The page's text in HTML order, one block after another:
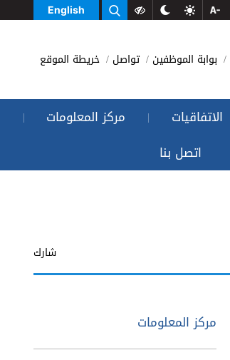
English
بوابة الموظفين تواصل خريطة الموقع
الاتفاقيات | مركز المعلومات |
اتصل بنا
شارك
مركز المعلومات